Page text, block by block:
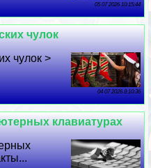
05 07 2026 10:15:44
чулок
чулок >
04 07 2026 8:10:36
клавиатурах